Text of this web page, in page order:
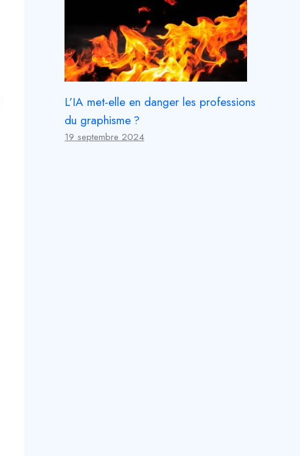
L’IA met-elle en danger les professions
du graphisme ?
19 septembre 2024